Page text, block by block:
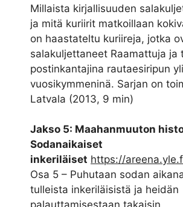
Millaista kirjallisuuden
ja mitä kuriirit matkoillaan
on haastateltu kuriireja, jotka
salakuljettaneet Raamattuja ja
postinkantajina rautaesiripun
vuosikymmeninä. Sarjan on
Latvala (2013, 9 min)
Jakso 5: Maahanmuuton
Sodanaikaiset
inkeriläiset https://
Osa 5 – Puhutaan sodan
tulleista inkeriläisistä ja heidän
palauttamisestaan takaisin